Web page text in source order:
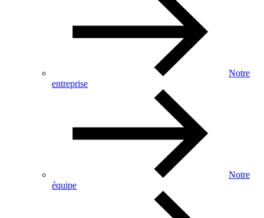
Notre
entreprise
Notre
équipe